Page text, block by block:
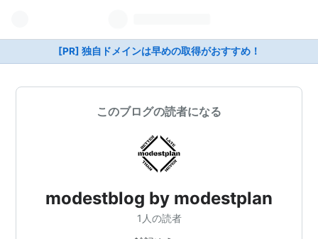
[PR] 独自ドメインは早めの取得がおすすめ！
このブログの読者になる
modestblog by modestplan
1人の読者